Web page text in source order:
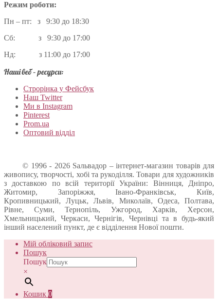
Режим роботи:
Пн – пт: з 9:30 до 18:30
Сб: з 9:30 до 17:00
Нд: з 11:00 до 17:00
Наші веб – ресурси:
Строрінка у Фейсбук
Наш Twitter
Ми в Instagram
Pinterest
Prom.ua
Оптовий відділ
© 1996 - 2026 Sальвадор – інтернет-магазин товарів для
живопису, творчості, хобі та рукоділля. Товари для художників
з доставкою по всій території України: Вінниця, Дніпро,
Житомир, Запоріжжя, Івано-Франківськ, Київ,
Кропивницький, Луцьк, Львів, Миколаїв, Одеса, Полтава,
Рівне, Суми, Тернопіль, Ужгород, Харків, Херсон,
Хмельницький, Черкаси, Чернігів, Чернівці та в будь-який
інший населений пункт, де є відділення Нової пошти.
Мій обліковий запис
Пошук
Пошук
×
Кошик 0